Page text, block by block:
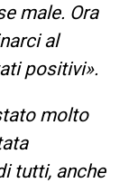
male. Ora
al
positivi».
molto
tutti, anche